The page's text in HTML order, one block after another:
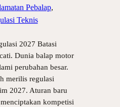
Pebalap
Teknis
2027 Batasi
Dunia balap motor
perubahan besar.
merilis regulasi
2027. Aturan baru
kompetisi